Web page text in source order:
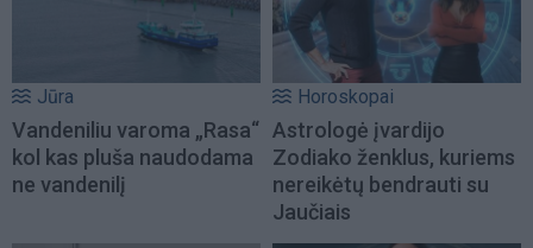
Jūra
Vandeniliu varoma „Rasa“
kol kas pluša naudodama
ne vandenilį
Horoskopai
Astrologė įvardijo
Zodiako ženklus, kuriems
nereikėtų bendrauti su
Jaučiais